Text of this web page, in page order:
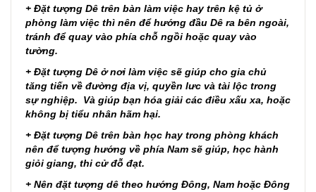
+ Đặt tượng Dê trên bàn làm việc hay trên kệ tủ ở
phòng làm việc thì nên để hướng đầu Dê ra bên ngoài,
tránh để quay vào phía chỗ ngồi hoặc quay vào
tường.
+ Đặt tượng Dê ở nơi làm việc sẽ giúp cho gia chủ
tăng tiến về đường địa vị, quyền lưc và tài lộc trong
sự nghiệp. Và giúp bạn hóa giải các điều xấu xa, hoặc
không bị tiểu nhân hãm hại.
+ Đặt tượng Dê trên bàn học hay trong phòng khách
nên để tượng hướng về phía Nam sẽ giúp, học hành
giỏi giang, thi cử đỗ đạt.
+ Nên đặt tượng dê theo hướng Đông, Nam hoặc Đông